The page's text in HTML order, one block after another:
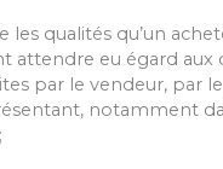
les qualités qu’un
attendre eu égard aux
par le vendeur, par
notamment